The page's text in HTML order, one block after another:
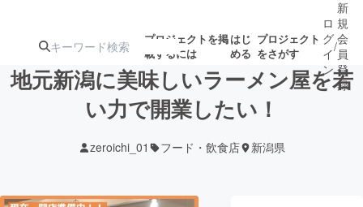
プロジェクトを掲
載するには
はじ
める
プロジェクト
をさがす
ターン
ジェクト
募集終了が近いプ
ロジェクト
ロ
グ
イ
ン
/
新
規
会
員
登
録
地元新潟に美味しいラーメン屋を若
い力で開業したい！
zeroichi_01 フード・飲食店 新潟県